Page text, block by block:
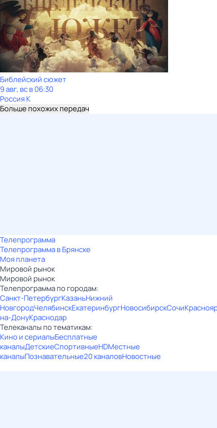
Библейский сюжет
9 авг, вс в 06:30
Россия К
Больше похожих передач
Телепрограмма
Телепрограмма в Брянске
Моя планета
Мировой рынок
Мировой рынок
Телепрограмма по городам:
Санкт-ПетербургКазаньНижний
НовгородЧелябинскЕкатеринбургНовосибирскСочи
на-ДонуКраснодар
Телеканалы по тематикам:
Кино и сериалыБесплатные
каналыДетскиеСпортивныеHDМестные
каналыПознавательные20 каналовНовостные